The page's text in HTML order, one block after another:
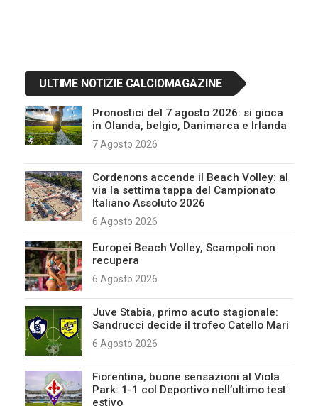
ULTIME NOTIZIE CALCIOMAGAZINE
Pronostici del 7 agosto 2026: si gioca
in Olanda, belgio, Danimarca e Irlanda
7 Agosto 2026
Cordenons accende il Beach Volley: al
via la settima tappa del Campionato
Italiano Assoluto 2026
6 Agosto 2026
Europei Beach Volley, Scampoli non
recupera
6 Agosto 2026
Juve Stabia, primo acuto stagionale:
Sandrucci decide il trofeo Catello Mari
6 Agosto 2026
Fiorentina, buone sensazioni al Viola
Park: 1-1 col Deportivo nell’ultimo test
estivo